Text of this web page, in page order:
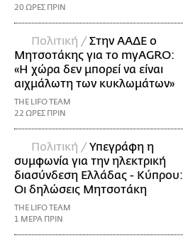
20 ΩΡΕΣ ΠΡΙΝ
Πολιτική /Στην ΑΑΔΕ ο
Μητσοτάκης για το myAGRO:
«Η χώρα δεν μπορεί να είναι
αιχμάλωτη των κυκλωμάτων»
THE LIFO TEAM
22 ΩΡΕΣ ΠΡΙΝ
Πολιτική /Υπεγράφη η
συμφωνία για την ηλεκτρική
διασύνδεση Ελλάδας - Κύπρου:
Οι δηλώσεις Μητσοτάκη
THE LIFO TEAM
1 ΜΕΡΑ ΠΡΙΝ